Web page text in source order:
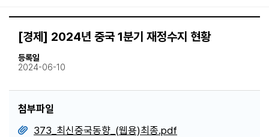
[경제] 2024년 중국 1분기 재정수지 현황
등록일
2024-06-10
첨부파일
373_최신중국동향_(웹용)최종.pdf